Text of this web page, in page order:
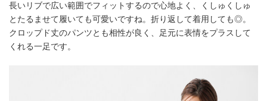
長いリブで広い範囲でフィットするので心地よく、くしゅくしゅ
とたるませて履いても可愛いですね。折り返して着用しても◎。
クロップド丈のパンツとも相性が良く、足元に表情をプラスして
くれる一足です。